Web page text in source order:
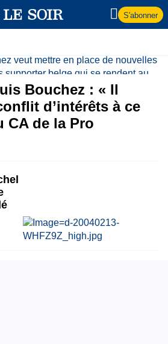
S'abonner
Bouchez : « Il
d’intérêts à ce
CA de la Pro